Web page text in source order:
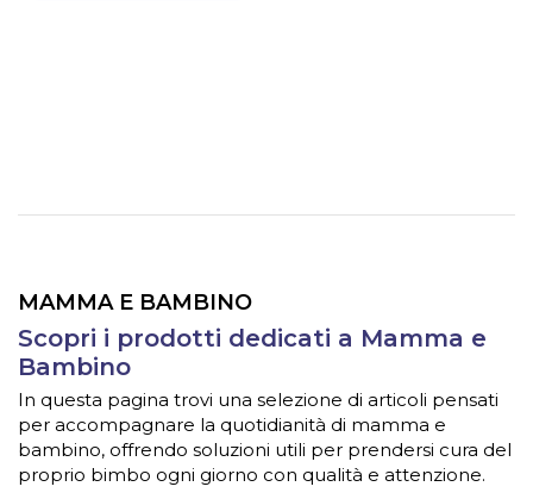
MAMMA E BAMBINO
Scopri i prodotti dedicati a Mamma e
Bambino
In questa pagina trovi una selezione di articoli pensati
per accompagnare la quotidianità di mamma e
bambino, offrendo soluzioni utili per prendersi cura del
proprio bimbo ogni giorno con qualità e attenzione.